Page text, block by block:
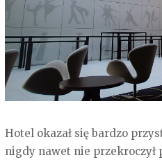
Hotel okazał się bardzo
nigdy nawet nie